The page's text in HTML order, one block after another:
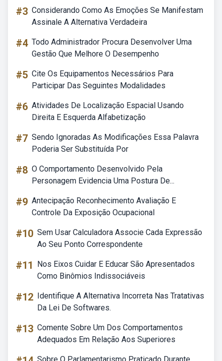
#3 Considerando Como As Emoções Se Manifestam
Assinale A Alternativa Verdadeira
#4 Todo Administrador Procura Desenvolver Uma
Gestão Que Melhore O Desempenho
#5 Cite Os Equipamentos Necessários Para
Participar Das Seguintes Modalidades
#6 Atividades De Localização Espacial Usando
Direita E Esquerda Alfabetização
#7 Sendo Ignoradas As Modificações Essa Palavra
Poderia Ser Substituída Por
#8 O Comportamento Desenvolvido Pela
Personagem Evidencia Uma Postura De...
#9 Antecipação Reconhecimento Avaliação E
Controle Da Exposição Ocupacional
#10 Sem Usar Calculadora Associe Cada Expressão
Ao Seu Ponto Correspondente
#11
Nos Eixos Cuidar E Educar São Apresentados
Como Binômios Indissociáveis
#12 Identifique A Alternativa Incorreta Nas Tratativas
Da Lei De Softwares.
#13 Comente Sobre Um Dos Comportamentos
Adequados Em Relação Aos Superiores